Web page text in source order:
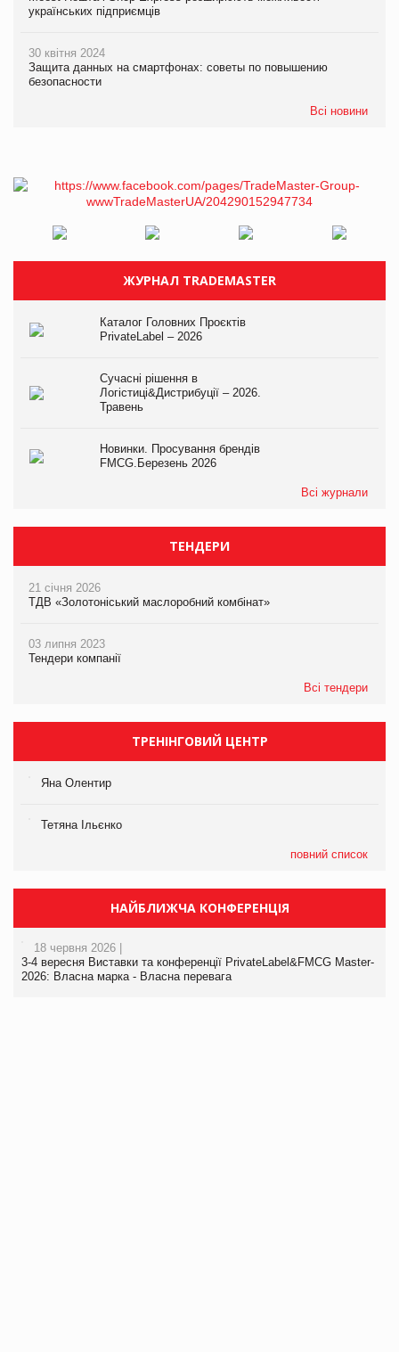
українських підприємців
30 квітня 2024
Защита данных на смартфонах: советы по повышению
безопасности
Всі новини
ЖУРНАЛ TRADEMASTER
Каталог Головних Проєктів
PrivateLabel – 2026
Сучасні рішення в
Логістиці&Дистрибуції – 2026.
Травень
Новинки. Просування брендів
FMCG.Березень 2026
Всі журнали
ТЕНДЕРИ
21 січня 2026
ТДВ «Золотоніський маслоробний комбінат»
03 липня 2023
Тендери компанії
Всі тендери
ТРЕНІНГОВИЙ ЦЕНТР
Яна Олентир
Тетяна Ільєнко
повний список
НАЙБЛИЖЧА КОНФЕРЕНЦІЯ
18 червня 2026 |
3-4 вересня Виставки та конференції PrivateLabel&FMCG Master-
2026: Власна марка - Власна перевага